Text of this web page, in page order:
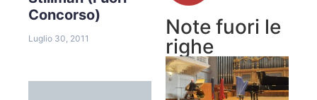
Concorso)
Luglio 30, 2011
Note fuori le
righe